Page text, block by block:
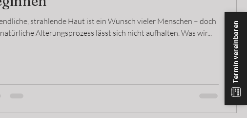
strahlende Haut ist ein Wunsch vieler Menschen – doch
Alterungsprozess lässt sich nicht aufhalten. Was wir...
Termin vereinbaren